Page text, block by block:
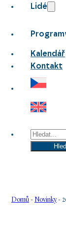
Lidé
Kalendář
Kontakt
Hledat
Domů - Novinky-